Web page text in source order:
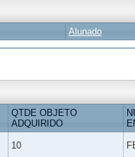
Alunado
QTDE OBJETO
ADQUIRIDO
10